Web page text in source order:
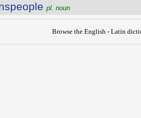
pl. noun
Browse the English - Latin